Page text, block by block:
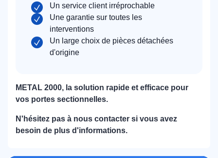
Un service client irréprochable
Une garantie sur toutes les
interventions
Un large choix de pièces détachées
d'origine
METAL 2000, la solution rapide et efficace pour
vos portes sectionnelles.
N'hésitez pas à nous contacter si vous avez
besoin de plus d'informations.